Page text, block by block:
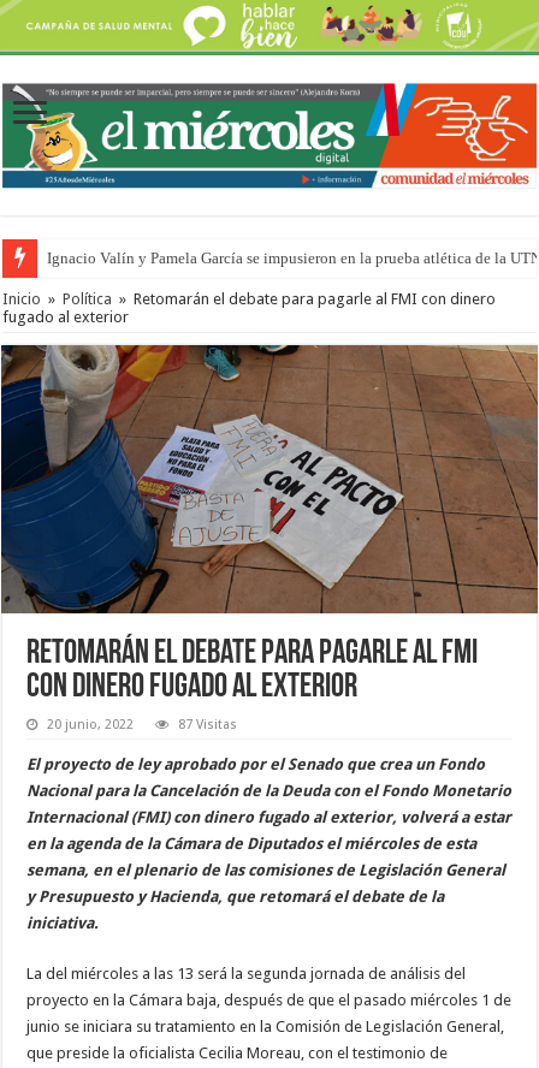
Ignacio Valín y Pamela García se impusieron en la prueba atlética de la
Inicio » Política » Retomarán el debate para pagarle al FMI con dinero
fugado al exterior
Retomarán el debate para pagarle al FMI
con dinero fugado al exterior
20 junio, 2022 87 Visitas
El proyecto de ley aprobado por el Senado que crea un Fondo
Nacional para la Cancelación de la Deuda con el Fondo Monetario
Internacional (FMI) con dinero fugado al exterior, volverá a estar
en la agenda de la Cámara de Diputados el miércoles de esta
semana, en el plenario de las comisiones de Legislación General
y Presupuesto y Hacienda, que retomará el debate de la
iniciativa.
La del miércoles a las 13 será la segunda jornada de análisis del
proyecto en la Cámara baja, después de que el pasado miércoles 1 de
junio se iniciara su tratamiento en la Comisión de Legislación General,
que preside la oficialista Cecilia Moreau, con el testimonio de